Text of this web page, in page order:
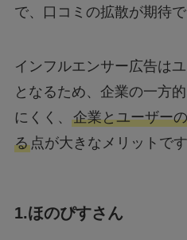
で、口コミの拡散が期待で
インフルエンサー広告は
となるため、企業の一方
にくく、 企業とユーザー
る点が大きなメリットです
1.ほのぴすさん